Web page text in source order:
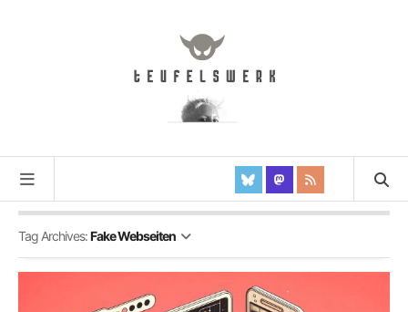
Tag Archives:Fake Webseiten